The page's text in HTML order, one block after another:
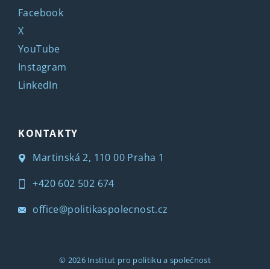
Facebook
X
YouTube
Instagram
LinkedIn
KONTAKTY
Martinská 2, 110 00 Praha 1
+420 602 502 674
office@politikaspolecnost.cz
© 2026 Institut pro politiku a společnost